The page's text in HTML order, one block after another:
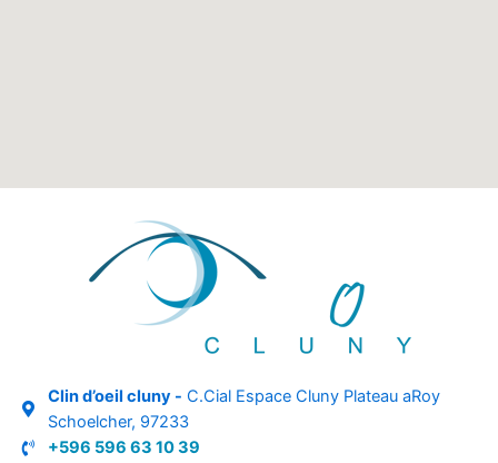
Clin d’oeil cluny - C.Cial Espace Cluny Plateau aRoy
Schoelcher, 97233
+596 596 63 10 39